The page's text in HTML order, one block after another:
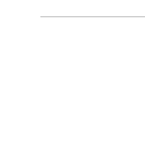
otros